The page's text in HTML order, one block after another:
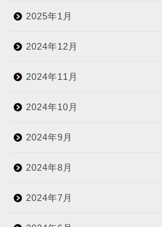
2025年1月
2024年12月
2024年11月
2024年10月
2024年9月
2024年8月
2024年7月